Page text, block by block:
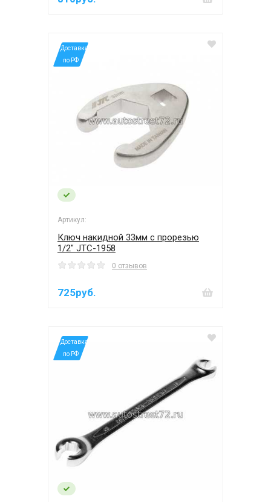
*Доставка
по РФ
Артикул:
Ключ накидной 33мм с прорезью
1/2" JTC-1958
0 отзывов
725руб.
*Доставка
по РФ